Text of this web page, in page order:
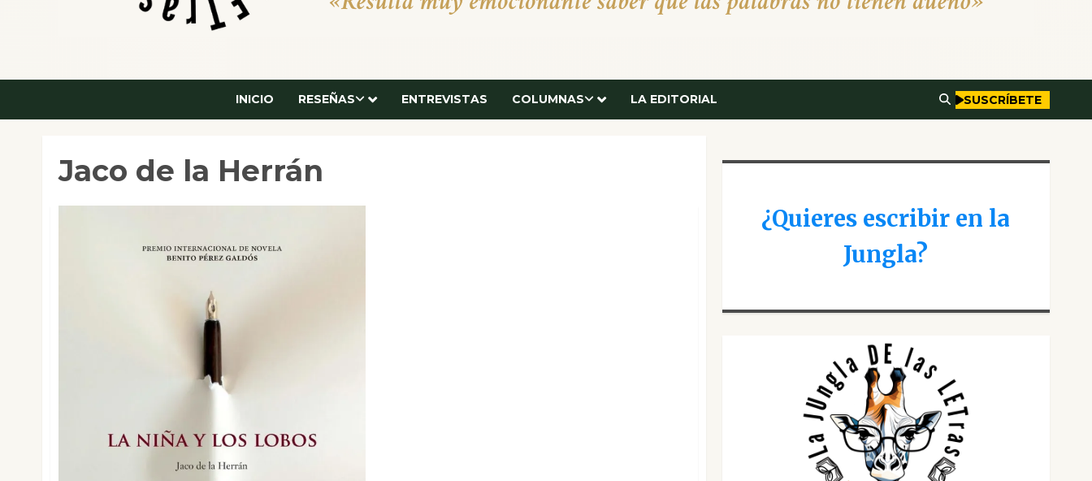
INICIO RESEÑAS ENTREVISTAS COLUMNAS LA EDITORIAL SUSCRÍBETE
Jaco de la Herrán
¿Quieres escribir en la
Jungla?